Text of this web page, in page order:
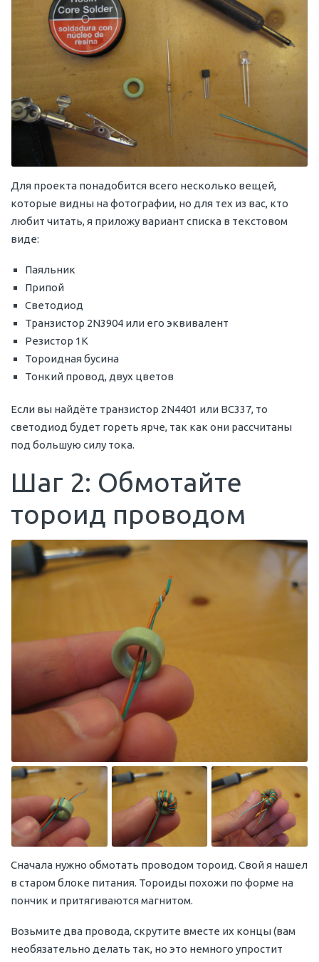
Для проекта понадобится всего несколько вещей,
которые видны на фотографии, но для тех из вас, кто
любит читать, я приложу вариант списка в текстовом
виде:
Паяльник
Припой
Светодиод
Транзистор 2N3904 или его эквивалент
Резистор 1К
Тороидная бусина
Тонкий провод, двух цветов
Если вы найдёте транзистор 2N4401 или BC337, то
светодиод будет гореть ярче, так как они рассчитаны
под большую силу тока.
Шаг 2: Обмотайте
тороид проводом
Сначала нужно обмотать проводом тороид. Свой я нашел
в старом блоке питания. Тороиды похожи по форме на
пончик и притягиваются магнитом.
Возьмите два провода, скрутите вместе их концы (вам
необязательно делать так, но это немного упростит